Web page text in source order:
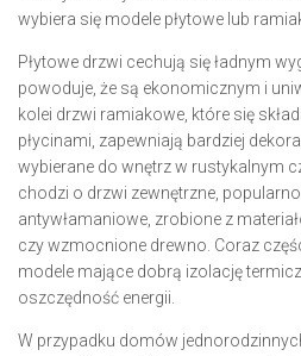
wybiera się modele płytowe lub
Płytowe drzwi cechują się ładnym
powoduje, że są ekonomicznym i
kolei drzwi ramiakowe, które się
płycinami, zapewniają bardziej
wybierane do wnętrz w rustykalnym
chodzi o drzwi zewnętrzne,
antywłamaniowe, zrobione z
czy wzmocnione drewno. Coraz
modele mające dobrą izolację
oszczędność energii.
W przypadku domów